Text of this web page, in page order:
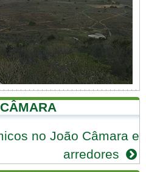
no João Câmara e
arredores